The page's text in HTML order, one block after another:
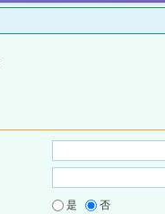
是 否